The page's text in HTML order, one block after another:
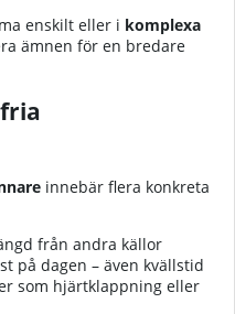
enskilt eller i komplexa
ämnen för en bredare
innebär flera konkreta
från andra källor
på dagen – även kvällstid
som hjärtklappning eller